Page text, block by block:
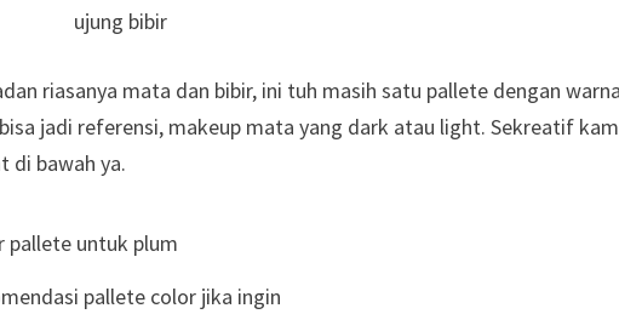
ujung bibir
riasanya mata dan bibir, ini tuh masih satu pallete dengan
jadi referensi, makeup mata yang dark atau light. Sekreatif
di bawah ya.
pallete color jika ingin